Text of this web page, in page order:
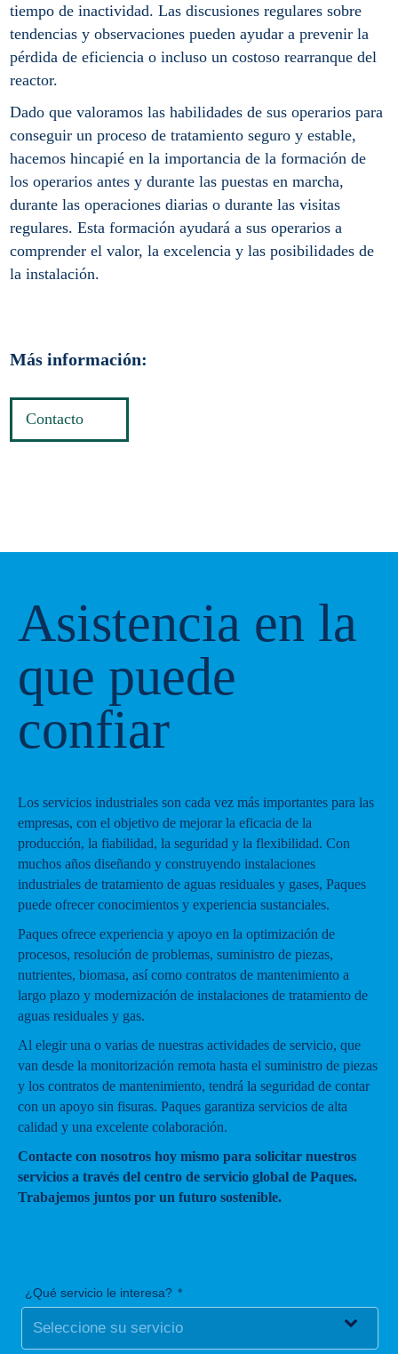
tiempo de inactividad. Las discusiones regulares sobre
tendencias y observaciones pueden ayudar a prevenir la
pérdida de eficiencia o incluso un costoso rearranque del
reactor.
Dado que valoramos las habilidades de sus operarios para
conseguir un proceso de tratamiento seguro y estable,
hacemos hincapié en la importancia de la formación de
los operarios antes y durante las puestas en marcha,
durante las operaciones diarias o durante las visitas
regulares. Esta formación ayudará a sus operarios a
comprender el valor, la excelencia y las posibilidades de
la instalación.
Más información:
Contacto
Asistencia en la
que puede
confiar
Los servicios industriales son cada vez más importantes para las
empresas, con el objetivo de mejorar la eficacia de la
producción, la fiabilidad, la seguridad y la flexibilidad. Con
muchos años diseñando y construyendo instalaciones
industriales de tratamiento de aguas residuales y gases, Paques
puede ofrecer conocimientos y experiencia sustanciales.
Paques ofrece experiencia y apoyo en la optimización de
procesos, resolución de problemas, suministro de piezas,
nutrientes, biomasa, así como contratos de mantenimiento a
largo plazo y modernización de instalaciones de tratamiento de
aguas residuales y gas.
Al elegir una o varias de nuestras actividades de servicio, que
van desde la monitorización remota hasta el suministro de piezas
y los contratos de mantenimiento, tendrá la seguridad de contar
con un apoyo sin fisuras. Paques garantiza servicios de alta
calidad y una excelente colaboración.
Contacte con nosotros hoy mismo para solicitar nuestros
servicios a través del centro de servicio global de Paques.
Trabajemos juntos por un futuro sostenible.
¿Qué servicio le interesa?